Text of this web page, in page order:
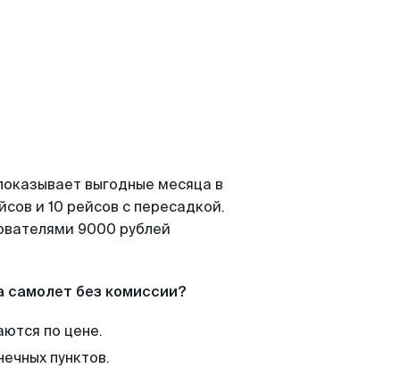
выгодные месяца в
и 10 рейсов с пересадкой.
9000 рублей
самолет без комиссии?
по цене.
пунктов.